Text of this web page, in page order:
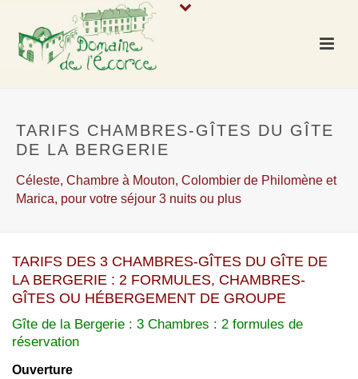
TARIFS CHAMBRES-GÎTES DU GÎTE
DE LA BERGERIE
Céleste, Chambre à Mouton, Colombier de Philomène et
Marica, pour votre séjour 3 nuits ou plus
TARIFS DES 3 CHAMBRES-GÎTES DU GÎTE DE
LA BERGERIE : 2 FORMULES, CHAMBRES-
GÎTES OU HÉBERGEMENT DE GROUPE
Gîte de la Bergerie : 3 Chambres : 2 formules de
réservation
Ouverture